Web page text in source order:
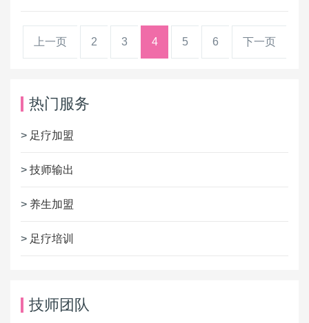
上一页 2 3 4 5 6 下一页
热门服务
> 足疗加盟
> 技师输出
> 养生加盟
> 足疗培训
技师团队